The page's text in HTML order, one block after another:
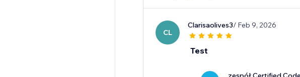
CL
Clarisaolives3/ Feb 9, 2026
Test